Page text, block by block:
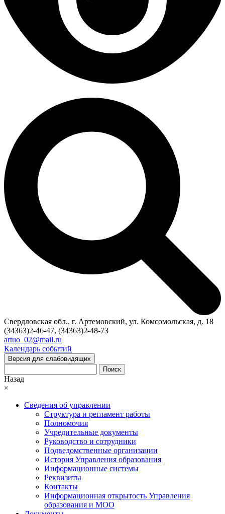
Свердловская обл., г. Артемовский, ул. Комсомольская, д. 18
(34363)2-46-47, (34363)2-48-73
artuo_02@mail.ru
Календарь событий
Версия для слабовидящих
Поиск
Назад
×
Сведения об управлении
Структура и регламент работы
Полномочия
Учредительные документы
Руководство и сотрудники
Подведомственные организации
История Управления образования
Информационные системы
Реквизиты
Контакты
Информационная открытость Управления
образования и МОО